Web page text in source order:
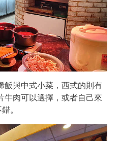
飯與中式小菜，西式的則有
牛肉可以選擇，或者自己來
。